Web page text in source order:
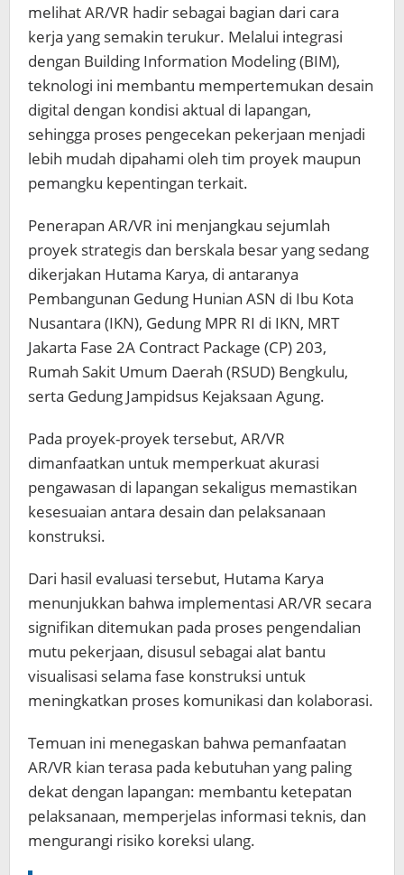
melihat AR/VR hadir sebagai bagian dari cara
kerja yang semakin terukur. Melalui integrasi
dengan Building Information Modeling (BIM),
teknologi ini membantu mempertemukan desain
digital dengan kondisi aktual di lapangan,
sehingga proses pengecekan pekerjaan menjadi
lebih mudah dipahami oleh tim proyek maupun
pemangku kepentingan terkait.
Penerapan AR/VR ini menjangkau sejumlah
proyek strategis dan berskala besar yang sedang
dikerjakan Hutama Karya, di antaranya
Pembangunan Gedung Hunian ASN di Ibu Kota
Nusantara (IKN), Gedung MPR RI di IKN, MRT
Jakarta Fase 2A Contract Package (CP) 203,
Rumah Sakit Umum Daerah (RSUD) Bengkulu,
serta Gedung Jampidsus Kejaksaan Agung.
Pada proyek-proyek tersebut, AR/VR
dimanfaatkan untuk memperkuat akurasi
pengawasan di lapangan sekaligus memastikan
kesesuaian antara desain dan pelaksanaan
konstruksi.
Dari hasil evaluasi tersebut, Hutama Karya
menunjukkan bahwa implementasi AR/VR secara
signifikan ditemukan pada proses pengendalian
mutu pekerjaan, disusul sebagai alat bantu
visualisasi selama fase konstruksi untuk
meningkatkan proses komunikasi dan kolaborasi.
Temuan ini menegaskan bahwa pemanfaatan
AR/VR kian terasa pada kebutuhan yang paling
dekat dengan lapangan: membantu ketepatan
pelaksanaan, memperjelas informasi teknis, dan
mengurangi risiko koreksi ulang.